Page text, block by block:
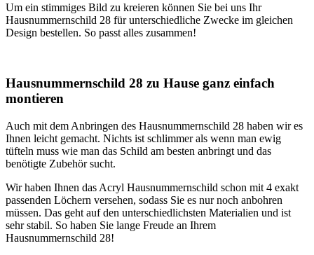
Um ein stimmiges Bild zu kreieren können Sie bei uns Ihr
Hausnummernschild 28 für unterschiedliche Zwecke im gleichen
Design bestellen. So passt alles zusammen!
Hausnummernschild 28 zu Hause ganz einfach
montieren
Auch mit dem Anbringen des Hausnummernschild 28 haben wir es
Ihnen leicht gemacht. Nichts ist schlimmer als wenn man ewig
tüfteln muss wie man das Schild am besten anbringt und das
benötigte Zubehör sucht.
Wir haben Ihnen das Acryl Hausnummernschild schon mit 4 exakt
passenden Löchern versehen, sodass Sie es nur noch anbohren
müssen. Das geht auf den unterschiedlichsten Materialien und ist
sehr stabil. So haben Sie lange Freude an Ihrem
Hausnummernschild 28!